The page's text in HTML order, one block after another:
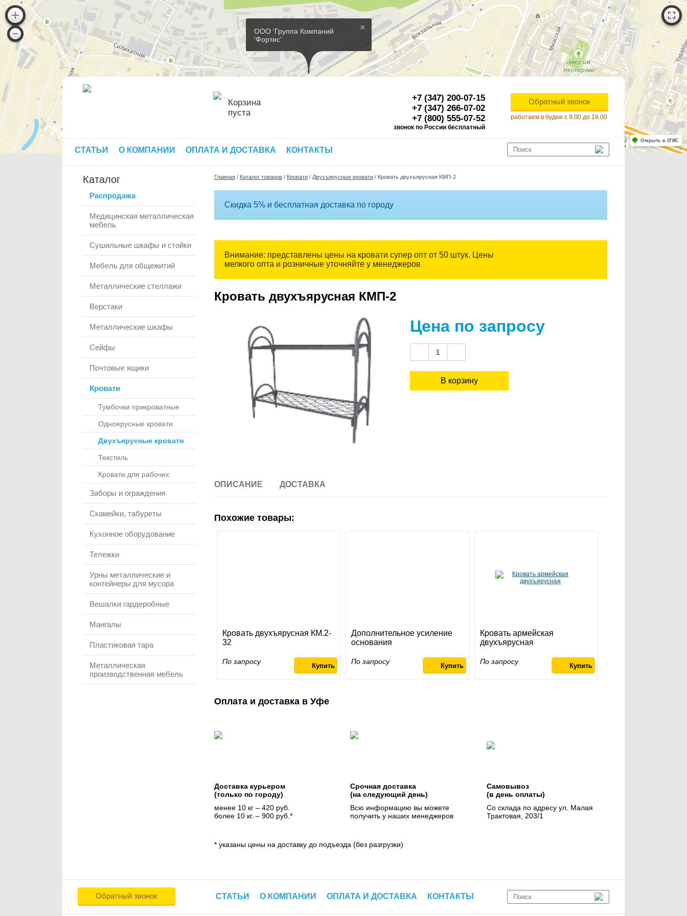
×
ООО 'Группа Компаний
'Фортис'
Работает на API 2ГИС
Лицензионное соглашение
Для корректной работы Raster JS API нужен ключ. Помощь: api@2gis.ru
Открыть в 2ГИС
Корзина
пуста
+7 (347) 200-07-15
+7 (347) 266-07-02
+7 (800) 555-07-52
звонок по России бесплатный
Обратный звонок
работаем в будни с 9.00 до 18.00
СТАТЬИ О КОМПАНИИ ОПЛАТА И ДОСТАВКА КОНТАКТЫ
Каталог
Распродажа
Медицинская металлическая
мебель
Сушильные шкафы и стойки
Мебель для общежитий
Металлические стеллажи
Верстаки
Металлические шкафы
Сейфы
Почтовые ящики
Кровати
Тумбочки прикроватные
Одноярусные кровати
Двухъярусные кровати
Текстиль
Кровати для рабочих
Заборы и ограждения
Скамейки, табуреты
Кухонное оборудование
Тележки
Урны металлические и
контейнеры для мусора
Вешалки гардеробные
Мангалы
Пластиковая тара
Металлическая
производственная мебель
Главная / Каталог товаров / Кровати / Двухъярусные кровати / Кровать двухъярусная КМП-2
Скидка 5% и бесплатная доставка по городу
Внимание: представлены цены на кровати супер опт от 50 штук. Цены
мелкого опта и розничные уточняйте у менеджеров
Кровать двухъярусная КМП-2
Цена по запросу
ОПИСАНИЕ ДОСТАВКА
Похожие товары:
Кровать двухъярусная КМ.2-
32
По запросу
Дополнительное усиление
основания
По запросу
Кровать армейская
двухъярусная
По запросу
Оплата и доставка в Уфе
Доставка курьером
(только по городу)
менее 10 кг – 420 руб.
более 10 кг. – 900 руб.*
Срочная доставка
(на следующий день)
Всю информацию вы можете
получить у наших менеджеров
Самовывоз
(в день оплаты)
Со склада по адресу ул. Малая
Трактовая, 203/1
* указаны цены на доставку до подъезда (без разгрузки)
Обратный звонок СТАТЬИ О КОМПАНИИ ОПЛАТА И ДОСТАВКА КОНТАКТЫ